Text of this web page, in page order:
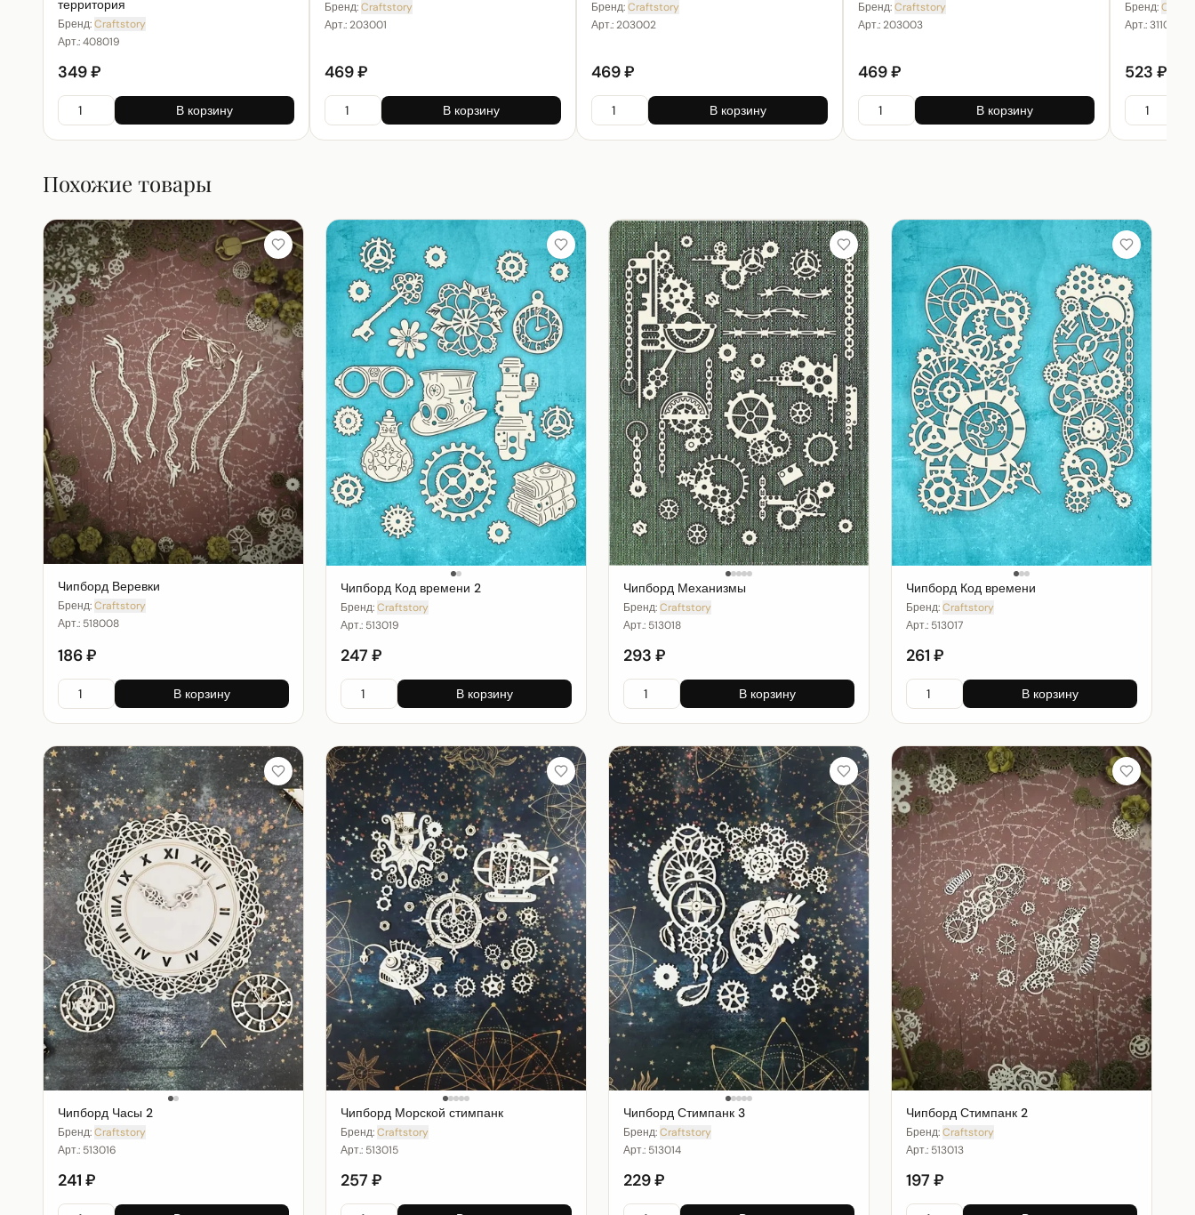
территория
Бренд:Craftstory
Арт.:408019
349 ₽
В корзину
Бренд:Craftstory
Арт.:203001
469 ₽
В корзину
Бренд:Craftstory
Арт.:203002
469 ₽
В корзину
Бренд:Craftstory
Арт.:203003
469 ₽
В корзину
Бренд:
Арт.:311001
523 ₽
Похожие товары
Чипборд Веревки
Бренд:Craftstory
Арт.: 518008
186 ₽
В корзину
Чипборд Код времени 2
Бренд:Craftstory
Арт.: 513019
247 ₽
В корзину
Чипборд Механизмы
Бренд:Craftstory
Арт.: 513018
293 ₽
В корзину
Чипборд Код времени
Бренд:Craftstory
Арт.: 513017
261 ₽
В корзину
Чипборд Часы 2
Бренд:Craftstory
Арт.: 513016
241 ₽
Чипборд Морской стимпанк
Бренд:Craftstory
Арт.: 513015
257 ₽
Чипборд Стимпанк 3
Бренд:Craftstory
Арт.: 513014
229 ₽
Чипборд Стимпанк 2
Бренд:Craftstory
Арт.: 513013
197 ₽